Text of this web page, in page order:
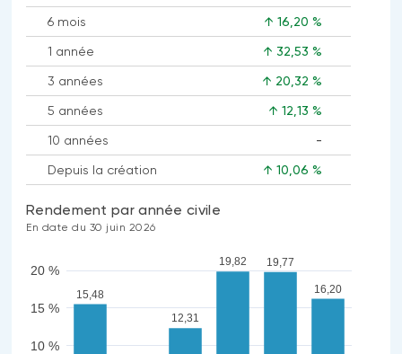
Alternatif
6 mois ↑ 16,20 %
1 année ↑ 32,53 %
3 années ↑ 20,32 %
5 années ↑ 12,13 %
10 années
-
Aucune
donnée
Depuis la création ↑ 10,06 %
Rendement par année civile
En date du 30 juin 2026
10 %
15 %
20 %
15,48
12,31
19,82 19,77
16,20